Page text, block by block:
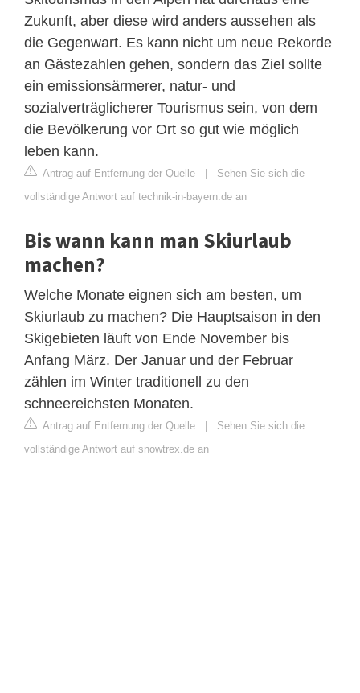
Zukunft, aber diese wird anders aussehen als
die Gegenwart. Es kann nicht um neue Rekorde
an Gästezahlen gehen, sondern das Ziel sollte
ein emissionsärmerer, natur- und
sozialverträglicherer Tourismus sein, von dem
die Bevölkerung vor Ort so gut wie möglich
leben kann.
Antrag auf Entfernung der Quelle | Sehen Sie sich die
vollständige Antwort auf technik-in-bayern.de an
Bis wann kann man Skiurlaub
machen?
Welche Monate eignen sich am besten, um
Skiurlaub zu machen? Die Hauptsaison in den
Skigebieten läuft von Ende November bis
Anfang März. Der Januar und der Februar
zählen im Winter traditionell zu den
schneereichsten Monaten.
Antrag auf Entfernung der Quelle | Sehen Sie sich die
vollständige Antwort auf snowtrex.de an